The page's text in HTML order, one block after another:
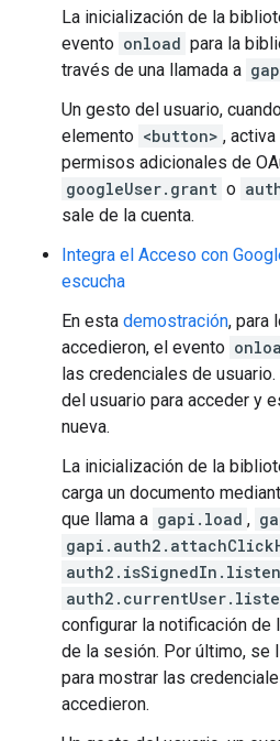
La inicialización de la
evento onload para la
través de una llamada a
Un gesto del usuario,
elemento <button> ,
permisos adicionales de
googleUser.grant o
sale de la cuenta.
Integra el Acceso con
escucha
En esta demostración, para
accedieron, el evento
las credenciales de
del usuario para acceder y
nueva.
La inicialización de la
carga un documento
que llama a gapi.load ,
auth2.isSignedIn.listen
configurar la notificación
de la sesión. Por último, se
para mostrar las
accedieron.